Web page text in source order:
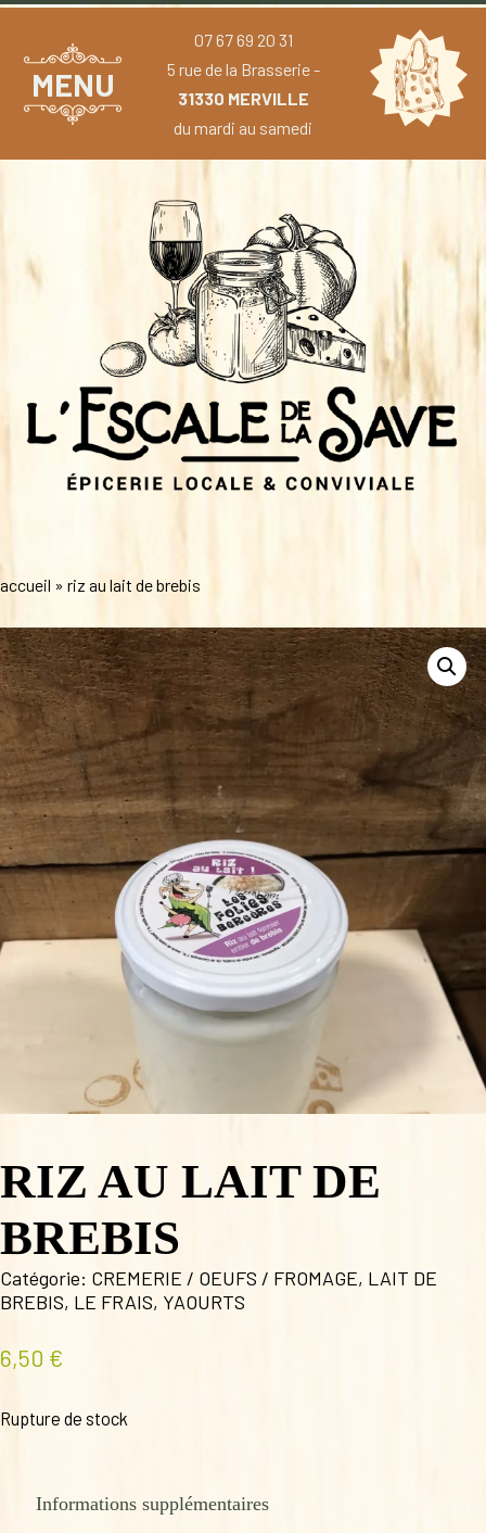
MENU
07 67 69 20 31
5 rue de la Brasserie -
31330 MERVILLE
du mardi au samedi
accueil » riz au lait de brebis
RIZ AU LAIT DE
BREBIS
Catégorie: CREMERIE / OEUFS / FROMAGE, LAIT DE
BREBIS, LE FRAIS, YAOURTS
6,50 €
Rupture de stock
Informations supplémentaires